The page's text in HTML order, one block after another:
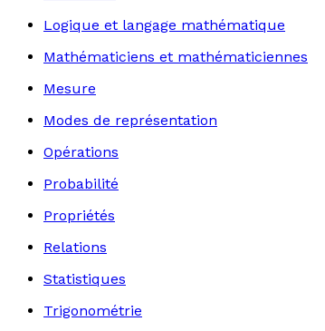
Logique et langage mathématique
Mathématiciens et mathématiciennes
Mesure
Modes de représentation
Opérations
Probabilité
Propriétés
Relations
Statistiques
Trigonométrie